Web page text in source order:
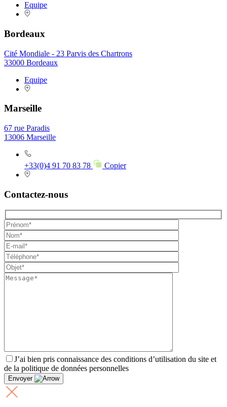
Equipe
Bordeaux
Cité Mondiale - 23 Parvis des Chartrons
33000 Bordeaux
Equipe
Marseille
67 rue Paradis
13006 Marseille
+33(0)4 91 70 83 78 Copier
Contactez-nous
J’ai bien pris connaissance des conditions d’utilisation du site et
de la politique de données personnelles
Envoyer